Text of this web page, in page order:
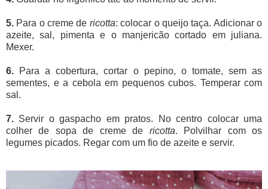
5. Para o creme de ricotta: colocar o queijo taça. Adicionar o
azeite, sal, pimenta e o manjericão cortado em juliana.
Mexer.
6. Para a cobertura, cortar o pepino, o tomate, sem as
sementes, e a cebola em pequenos cubos. Temperar com
sal.
7. Servir o gaspacho em pratos. No centro colocar uma
colher de sopa de creme de ricotta. Polvilhar com os
legumes picados. Regar com um fio de azeite e servir.